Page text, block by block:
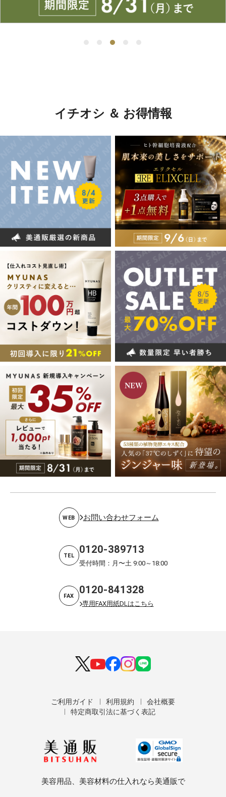
イチオシ ＆ お得情報
WEB お問い合わせフォーム
TEL 0120-389713
受付時間：月〜土 9:00～18:00
FAX 0120-841328
専用FAX用紙DLはこちら
ご利用ガイド 利用規約
会社概要
特定商取引法に基づく表記
美容用品、美容材料の仕入れなら美通販で